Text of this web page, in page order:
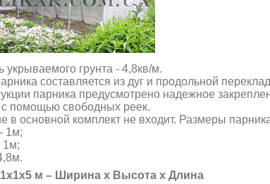
укрываемого грунта - 4,8кв/м.
составляется из дуг и продольной
парника предусмотрено надежное
с помощью свободных реек.
в основной комплект не входит. Размеры
1м;
1м;
м – Ширина х Высота х Длина